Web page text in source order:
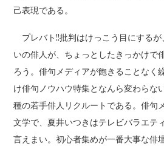
己表現である。
プレバト!!批判はけっこう目にする
いの俳人が、ちょっとしたきっかけで
ろう。俳句メディアが飽きることなく
け俳句ノウハウ特集となんら変わらな
種の若手俳人リクルートである。俳句
文学で、夏井いつきはテレビバラエテ
言えまい。初心者集めが一番大事な俳